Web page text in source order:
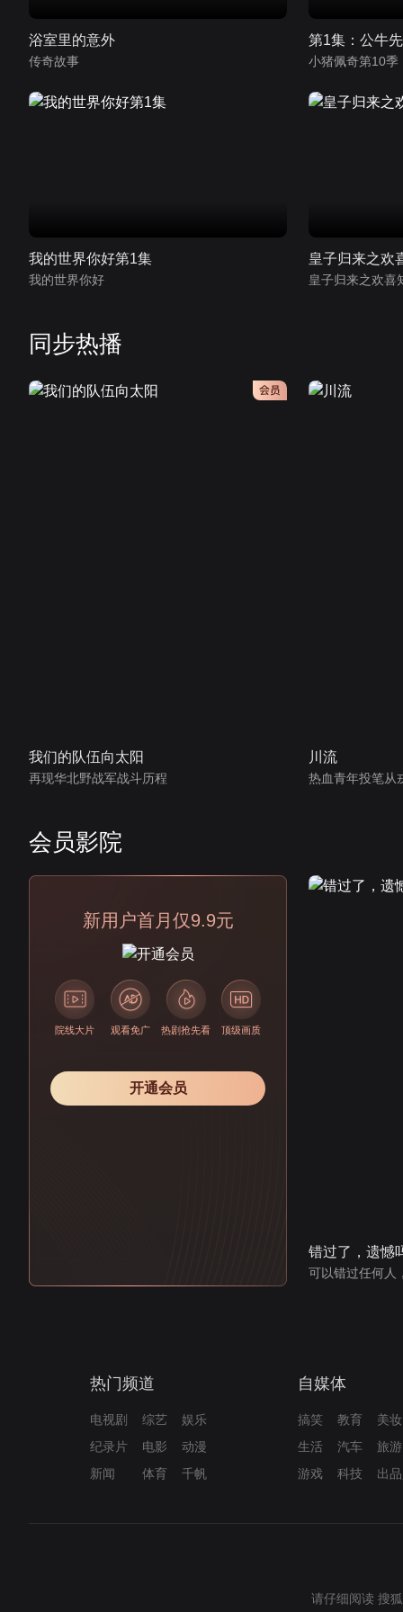
浴室里的意外
传奇故事
第1集：公牛
我的世界你好第1集
我的世界你好
皇子归来之欢
皇子归来之欢喜
同步热播
会员
我们的队伍向太阳
再现华北野战军战斗历程
川流
热血青年投笔从
会员影院
新用户首月仅9.9元
院线大片 观看免广 热剧抢先看 顶级画质
开通会员
会员
错过了，遗憾
可以错过任何人
热门频道
电视剧 综艺
娱乐
纪录片
电影
动漫
新闻
体育 千帆
自媒体
搞笑 教育
美妆
生活
汽车
旅游
游戏
科技 出
请仔细阅读 搜